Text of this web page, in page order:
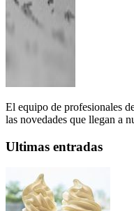
El equipo de profesionales
las novedades que llegan a
Ultimas entradas